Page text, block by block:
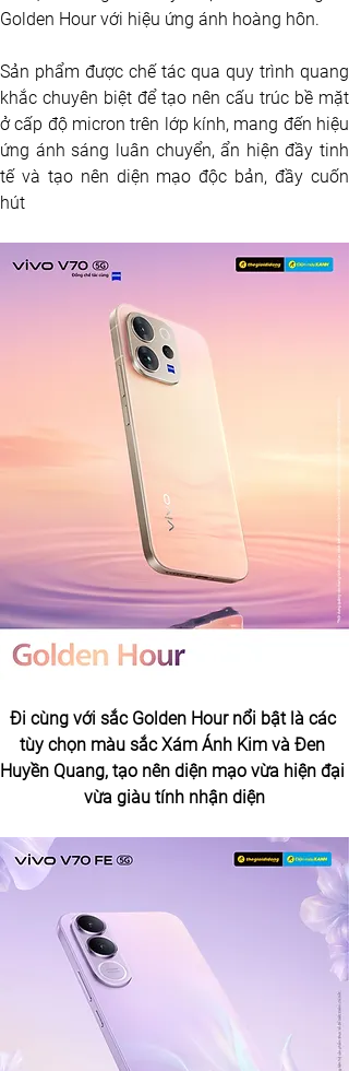
Golden Hour với hiệu ứng ánh hoàng hôn.
Sản phẩm được chế tác qua quy trình quang
khắc chuyên biệt để tạo nên cấu trúc bề mặt
ở cấp độ micron trên lớp kính, mang đến hiệu
ứng ánh sáng luân chuyển, ẩn hiện đầy tinh
tế và tạo nên diện mạo độc bản, đầy cuốn
hút
Đi cùng với sắc Golden Hour nổi bật là các
tùy chọn màu sắc Xám Ánh Kim và Đen
Huyền Quang, tạo nên diện mạo vừa hiện đại
vừa giàu tính nhận diện